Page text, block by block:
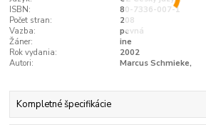
ISBN:
80-7336-007-1
Počet stran:
208
Vazba:
pevná
Žáner:
ine
Rok vydania:
2002
Autori:
Marcus Schmieke,
Kompletné špecifikácie